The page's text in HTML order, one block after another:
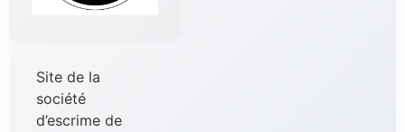
Site de la
société
d’escrime de